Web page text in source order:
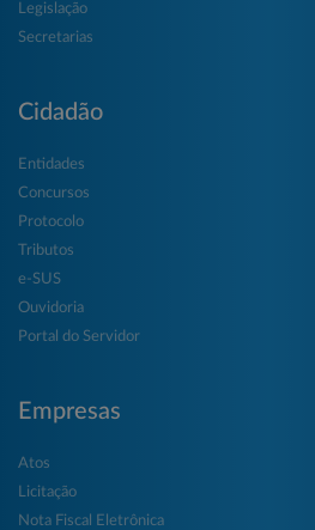
Legislação
Secretarias
Cidadão
Entidades
Concursos
Protocolo
Tributos
e-SUS
Ouvidoria
Portal do Servidor
Empresas
Atos
Licitação
Nota Fiscal Eletrônica